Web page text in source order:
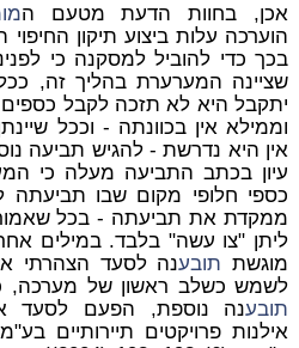
אכן, בחוות הדעת מטעם ה
הוערכה עלות ביצוע תיקון
בכך כדי להוביל למסקנה כי
שציינה המערערת בהליך זה,
יתקבל היא לא תזכה לקבל כספים
וממילא אין בכוונתה - וככל
אין היא נדרשת - להגיש תביעה
עיון בכתב התביעה מעלה כי
כספי חלופי מקום שבו
ממקדת את תביעתה - בכל שאמור
ליתן "צו עשה" בלבד. במילים
מוגשת תובענה לסעד הצהרתי
לשמש כשלב ראשון של מערכה,
תובע
אילנות פרויקטים תיירותיים